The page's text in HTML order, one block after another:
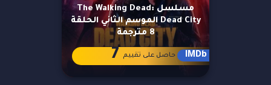
مسلسل The Walking Dead:
Dead City الموسم الثاني الحلقة
8 مترجمة
IMDb حاصل على تقييم 7